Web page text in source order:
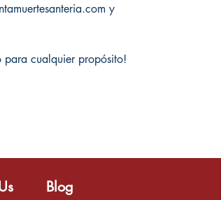
y
para cualquier propósito!
Blog